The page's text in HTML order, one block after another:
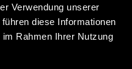
Verwendung unserer
diese Informationen
Rahmen Ihrer Nutzung